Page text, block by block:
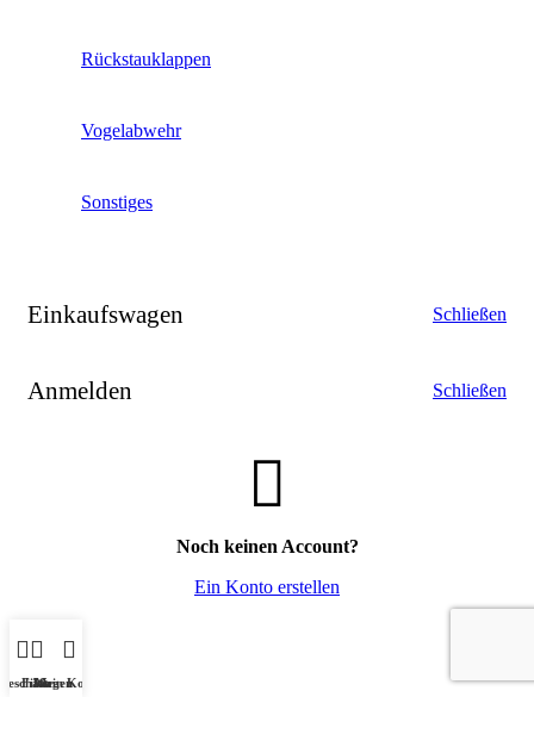
Rückstauklappen
Vogelabwehr
Sonstiges
Einkaufswagen Schließen
Anmelden Schließen
Noch keinen Account?
Ein Konto erstellen
Filter
Wagen
Mein Konto